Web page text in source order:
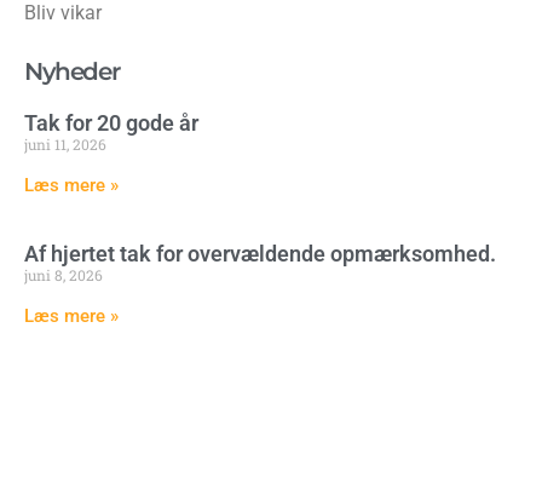
Bliv vikar
Nyheder
Tak for 20 gode år
juni 11, 2026
Læs mere »
Af hjertet tak for overvældende opmærksomhed.
juni 8, 2026
Læs mere »